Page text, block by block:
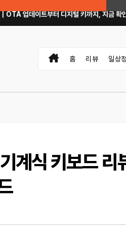
털 키까지, 지금 확인할 것은? 연비
홈 리뷰 일상
식 키보드 리